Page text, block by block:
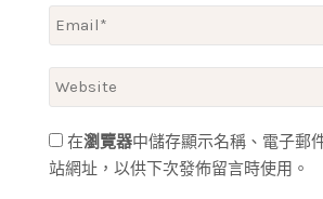
在瀏覽器中儲存顯示名稱、電子郵
站網址，以供下次發佈留言時使用。